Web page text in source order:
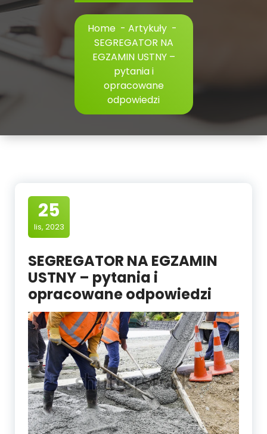
Home - Artykuły -
SEGREGATOR NA
EGZAMIN USTNY –
pytania i
opracowane
odpowiedzi
25
lis, 2023
SEGREGATOR NA EGZAMIN
USTNY – pytania i
opracowane odpowiedzi